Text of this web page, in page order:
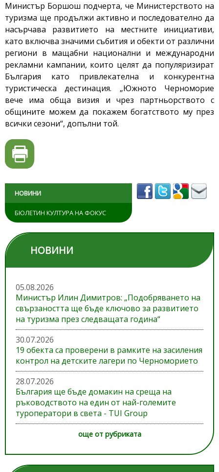
Министър Боршош подчерта, че Министерството на
туризма ще продължи активно и последователно да
насърчава развитието на местните инициативи,
като включва значими събития и обекти от различни
региони в мащабни национални и международни
рекламни кампании, които целят да популяризират
България като привлекателна и конкурентна
туристическа дестинация. „Южното Черноморие
вече има обща визия и чрез партньорството с
общините можем да покажем богатството му през
всички сезони“, допълни той.
НОВИНИ
БЮЛЕТИН КУЛТУРА НА ФОКУС
НОВИНИ
05.08.2026
Министър Илин Димитров: „Подобряването на
свързаността ще бъде ключово за развитието
на туризма през следващата година“
30.07.2026
19 обекта са проверени в рамките на засиления
контрол на детските лагери по Черноморието
28.07.2026
България ще бъде домакин на среща на
ръководството на един от най-големите
туроператори в света - TUI Group
още от рубриката